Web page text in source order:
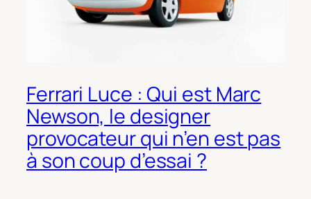
Ferrari Luce : Qui est Marc
Newson, le designer
provocateur qui n’en est pas
à son coup d’essai ?